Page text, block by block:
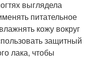
выглядела
питательное
кожу вокруг
защитный
лака, чтобы